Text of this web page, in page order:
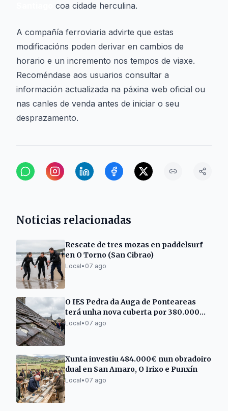
coa cidade herculina.
A compañía ferroviaria advirte que estas
modificacións poden derivar en cambios de
horario e un incremento nos tempos de viaxe.
Recoméndase aos usuarios consultar a
información actualizada na páxina web oficial ou
nas canles de venda antes de iniciar o seu
desprazamento.
Noticias relacionadas
Rescate de tres mozas en paddelsurf
en O Torno (San Cibrao)
Local• 07 ago
O IES Pedra da Auga de Ponteareas
terá unha nova cuberta por 380.000
euros
Local• 07 ago
Xunta investiu 484.000€ nun obradoiro
dual en San Amaro, O Irixo e Punxín
Local• 07 ago